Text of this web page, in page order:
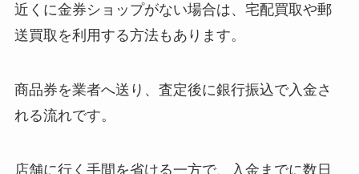
近くに金券ショップがない場合は、宅配買取や郵
送買取を利用する方法もあります。
商品券を業者へ送り、査定後に銀行振込で入金さ
れる流れです。
店舗に行く手間を省ける一方で、入金までに数日